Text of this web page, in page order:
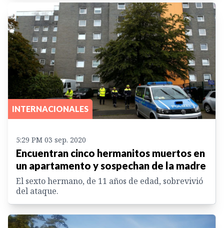
INTERNACIONALES
5:29 PM 03 sep. 2020
Encuentran cinco hermanitos muertos en
un apartamento y sospechan de la madre
El sexto hermano, de 11 años de edad, sobrevivió
del ataque.